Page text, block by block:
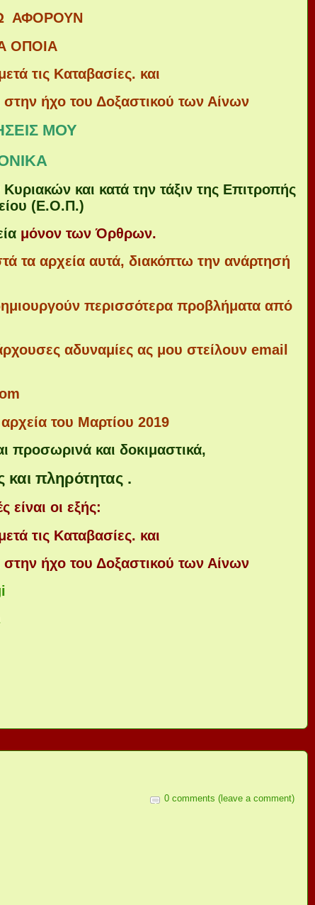
ΑΦΟΡΟΥΝ
ΟΠΟΙΑ
τις Καταβασίες. και
στην ήχο του Δοξαστικού των Αίνων
ΜΟΥ
και κατά την τάξιν της Επιτροπής
(Ε.Ο.Π.)
μόνον των Όρθρων.
τα αρχεία αυτά, διακόπτω την ανάρτησή
περισσότερα προβλήματα από
αδυναμίες ας μου στείλουν email
του Μαρτίου 2019
προσωρινά και δοκιμαστικά,
και πληρότητας .
είναι οι εξής:
τις Καταβασίες. και
στην ήχο του Δοξαστικού των Αίνων
0 comments (leave a comment)